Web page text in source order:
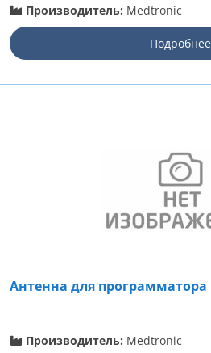
Производитель: Medtronic
Подробнее
Антенна для программатора
Производитель: Medtronic